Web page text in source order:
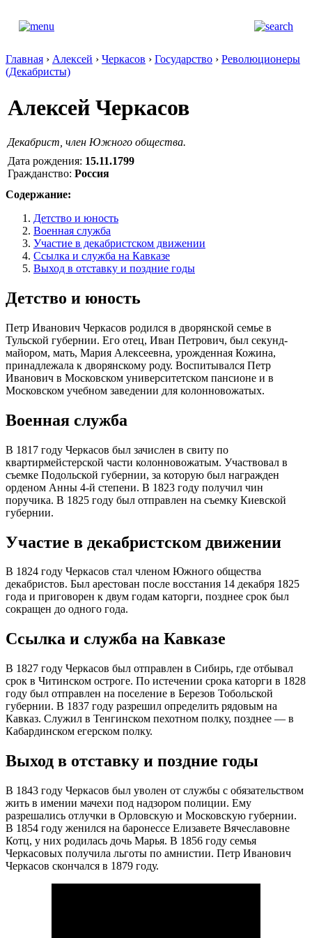
Главная › Алексей › Черкасов › Государство › Революционеры
(Декабристы)
Алексей Черкасов
Декабрист, член Южного общества.
Дата рождения: 15.11.1799
Гражданство: Россия
Содержание:
Детство и юность
Военная служба
Участие в декабристском движении
Ссылка и служба на Кавказе
Выход в отставку и поздние годы
Детство и юность
Петр Иванович Черкасов родился в дворянской семье в
Тульской губернии. Его отец, Иван Петрович, был секунд-
майором, мать, Мария Алексеевна, урожденная Кожина,
принадлежала к дворянскому роду. Воспитывался Петр
Иванович в Московском университетском пансионе и в
Московском учебном заведении для колонновожатых.
Военная служба
В 1817 году Черкасов был зачислен в свиту по
квартирмейстерской части колонновожатым. Участвовал в
съемке Подольской губернии, за которую был награжден
орденом Анны 4-й степени. В 1823 году получил чин
поручика. В 1825 году был отправлен на съемку Киевской
губернии.
Участие в декабристском движении
В 1824 году Черкасов стал членом Южного общества
декабристов. Был арестован после восстания 14 декабря 1825
года и приговорен к двум годам каторги, позднее срок был
сокращен до одного года.
Ссылка и служба на Кавказе
В 1827 году Черкасов был отправлен в Сибирь, где отбывал
срок в Читинском остроге. По истечении срока каторги в 1828
году был отправлен на поселение в Березов Тобольской
губернии. В 1837 году разрешил определить рядовым на
Кавказ. Служил в Тенгинском пехотном полку, позднее — в
Кабардинском егерском полку.
Выход в отставку и поздние годы
В 1843 году Черкасов был уволен от службы с обязательством
жить в имении мачехи под надзором полиции. Ему
разрешались отлучки в Орловскую и Московскую губернии.
В 1854 году женился на баронессе Елизавете Вячеславовне
Котц, у них родилась дочь Марья. В 1856 году семья
Черкасовых получила льготы по амнистии. Петр Иванович
Черкасов скончался в 1879 году.